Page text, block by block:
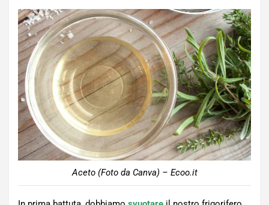
Aceto (Foto da Canva) – Ecoo.it